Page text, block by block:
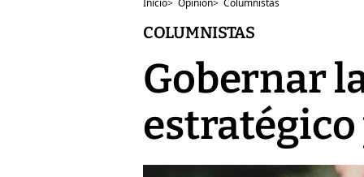
COLUMNISTAS
Gobernar
estratégico